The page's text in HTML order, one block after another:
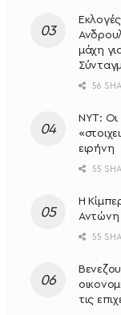
μάχη
56
NYT:
ειρήνη
55
Η
55
τις